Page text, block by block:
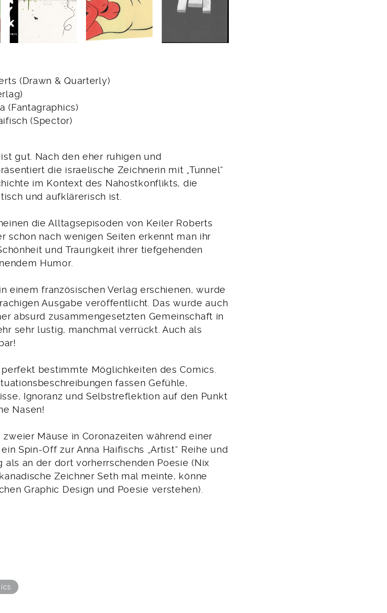
(Drawn & Quarterly)
(Fantagraphics)
(Spector)
gut. Nach den eher ruhigen und
die israelische Zeichnerin mit „Tunnel“
im Kontext des Nahostkonflikts, die
und aufklärerisch ist.
die Alltagsepisoden von Keiler Roberts
schon nach wenigen Seiten erkennt man ihr
und Traurigkeit ihrer tiefgehenden
Humor.
einem französischen Verlag erschienen, wurde
Ausgabe veröffentlicht. Das wurde auch
absurd zusammengesetzten Gemeinschaft in
sehr lustig, manchmal verrückt. Auch als
perfekt bestimmte Möglichkeiten des Comics.
fassen Gefühle,
Ignoranz und Selbstreflektion auf den Punkt
Nasen!
Mäuse in Coronazeiten während einer
Spin-Off zur Anna Haifischs „Artist“ Reihe und
als an der dort vorherrschenden Poesie (Nix
Zeichner Seth mal meinte, könne
Graphic Design und Poesie verstehen).